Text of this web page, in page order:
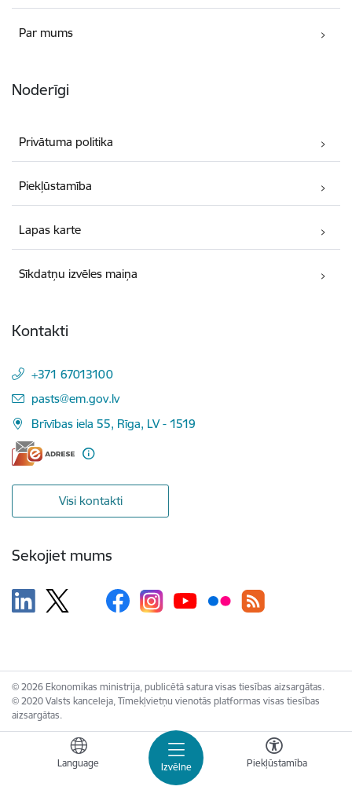
Izvēlne
Language Piekļūstamība
Par mums
Noderīgi
Privātuma politika
Piekļūstamība
Lapas karte
Sīkdatņu izvēles maiņa
Kontakti
+371 67013100
E-pasts:
pasts@em.gov.lv
Brīvības iela 55, Rīga, LV - 1519
Visi kontakti
Sekojiet mums
© 2026 Ekonomikas ministrija, publicētā satura visas tiesības aizsargātas.
© 2020 Valsts kanceleja, Tīmekļvietņu vienotās platformas visas tiesības
aizsargātas.